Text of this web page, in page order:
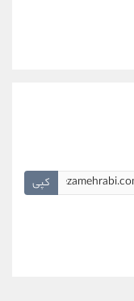
کپی